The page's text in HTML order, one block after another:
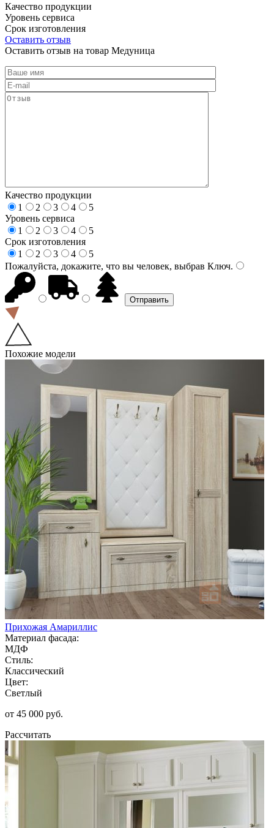
Качество продукции
Уровень сервиса
Срок изготовления
Оставить отзыв
Оставить отзыв на товар Медуница
Качество продукции
1
2 3 4
5
Уровень сервиса
1
2 3 4
5
Срок изготовления
1
2 3 4
5
Пожалуйста, докажите, что вы человек, выбрав Ключ.
Похожие модели
Прихожая Амариллис
Материал фасада:
МДФ
Стиль:
Классический
Цвет:
Светлый
от 45 000 руб.
Рассчитать